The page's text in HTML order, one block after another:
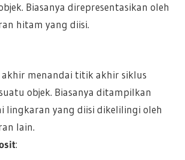
Biasanya direpresentasikan oleh
hitam yang diisi.
menandai titik akhir siklus
objek. Biasanya ditampilkan
lingkaran yang diisi dikelilingi oleh
lain.
: